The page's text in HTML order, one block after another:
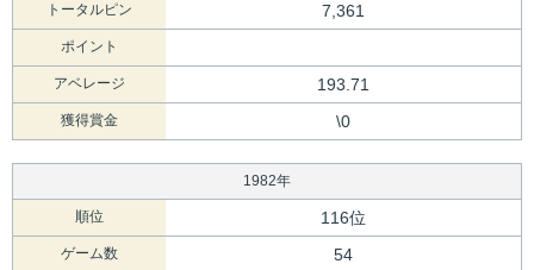
トータルピン 7,361
ポイント
アベレージ 193.71
獲得賞金 \0
1982年
順位 116位
ゲーム数 54